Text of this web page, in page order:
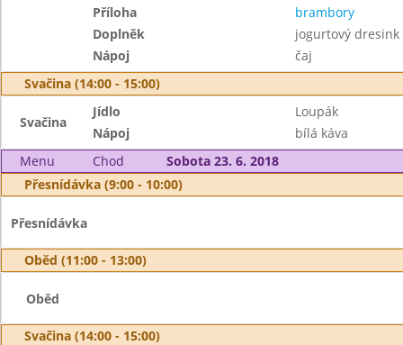
Příloha
brambory
Doplněk
jogurtový dresink
Nápoj
čaj
Svačina (14:00 - 15:00)
Svačina
Jídlo
Loupák
Nápoj
bílá káva
Menu
Chod
Sobota 23. 6. 2018
Přesnídávka (9:00 - 10:00)
Přesnídávka
Oběd (11:00 - 13:00)
Oběd
Svačina (14:00 - 15:00)